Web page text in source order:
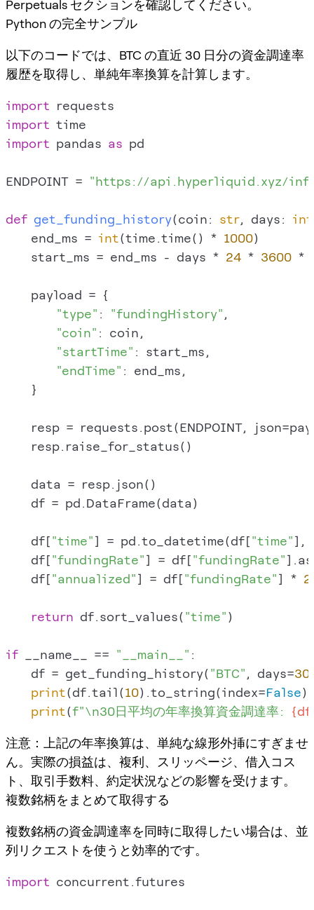
Perpetuals セクションを確認してください。
Python の完全サンプル
以下のコードでは、BTC の直近 30 日分の資金調達率
履歴を取得し、単純年率換算を計算します。
import
import
import pandas as pd
ENDPOINT = "https://api.hyperliquid.xyz/
def get_funding_history(coin: str, days: int
    end_ms =
int(time.time() * 1000)
    start_ms = end_ms - days *
24 * 3600 *
    payload = {
"type" : "fundingHistory",
"coin" : coin,
"startTime" : start_ms,
"endTime" : end_ms,
    }
resp = requests.post(ENDPOINT,
    resp.raise_for_status()
    data = resp.json()
    df = pd.DataFrame(data)
    df[
"time"] = pd.to_datetime(df["time"],
    df[
"fundingRate"] = df["fundingRate"
    df[
"annualized"] = df["fundingRate"] *
return df.sort_values("time")
if __name__ == "__main__" :
    df = get_funding_history(
"BTC", days=30
print(df.tail(10).to_string(index=False))
print(f"\n30日平均の年率換算資金調達率:
注意：上記の年率換算は、単純な線形外挿にすぎませ
ん。実際の損益は、複利、スリッページ、借入コス
ト、取引手数料、約定状況などの影響を受けます。
複数銘柄をまとめて取得する
複数銘柄の資金調達率を同時に取得したい場合は、並
列リクエストを使うと効率的です。
import concurrent.futures